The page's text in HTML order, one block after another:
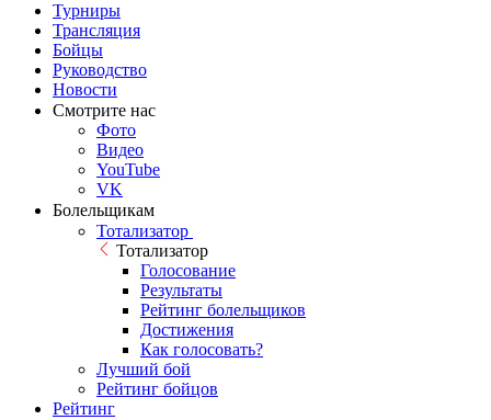
Турниры
Трансляция
Бойцы
Руководство
Новости
Смотрите нас
Фото
Видео
YouTube
VK
Болельщикам
Тотализатор
Тотализатор
Голосование
Результаты
Рейтинг болельщиков
Достижения
Как голосовать?
Лучший бой
Рейтинг бойцов
Рейтинг